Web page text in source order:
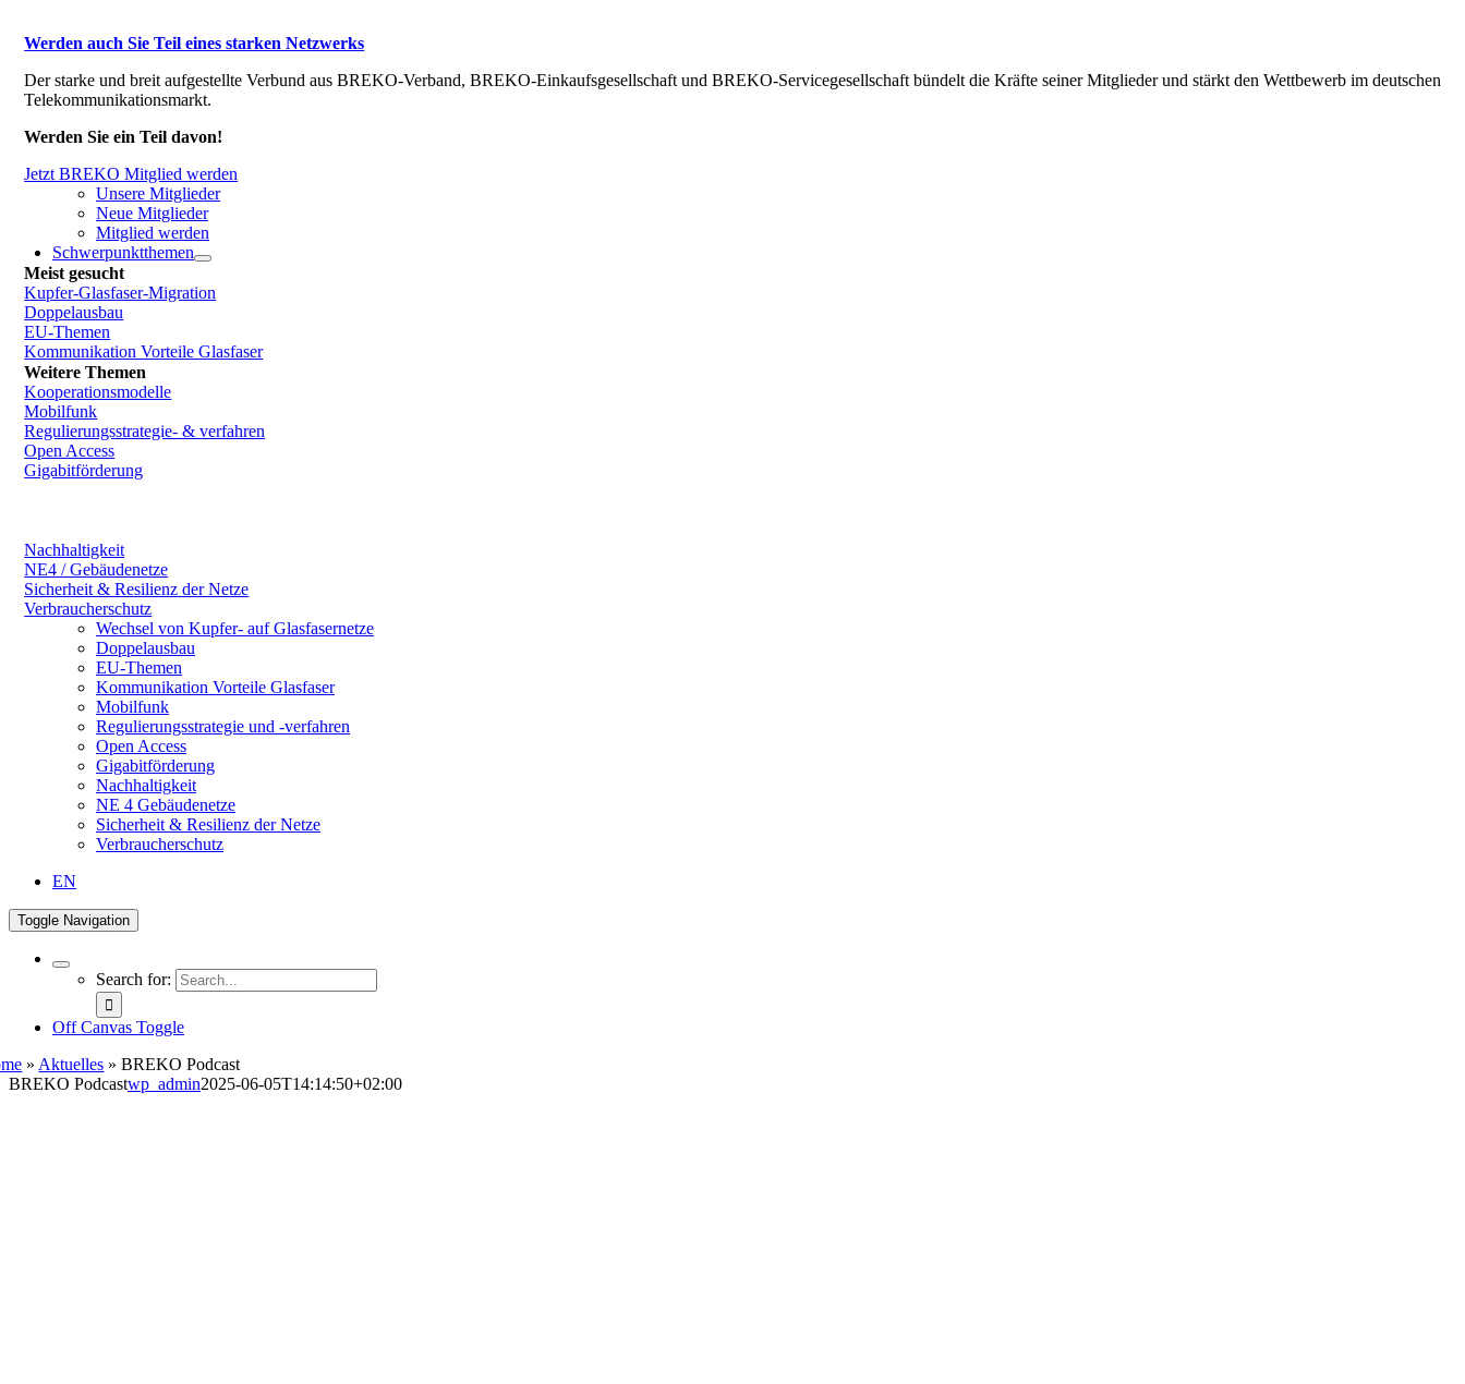
Werden auch Sie Teil eines starken Netzwerks
Der starke und breit aufgestellte Verbund aus BREKO-Verband, BREKO-Einkaufsgesellschaft und BREKO-Servicegesellschaft bündelt die Kräfte seiner Mitglieder und stärkt den Wettbewerb im deutschen
Telekommunikationsmarkt.
Werden Sie ein Teil davon!
Jetzt BREKO Mitglied werden
Unsere Mitglieder
Neue Mitglieder
Mitglied werden
Schwerpunktthemen
Meist gesucht
Kupfer-Glasfaser-Migration
Doppelausbau
EU-Themen
Kommunikation Vorteile Glasfaser
Weitere Themen
Kooperationsmodelle
Mobilfunk
Regulierungsstrategie- & verfahren
Open Access
Gigabitförderung
Nachhaltigkeit
NE4 / Gebäudenetze
Sicherheit & Resilienz der Netze
Verbraucherschutz
Wechsel von Kupfer- auf Glasfasernetze
Doppelausbau
EU-Themen
Kommunikation Vorteile Glasfaser
Mobilfunk
Regulierungsstrategie und -verfahren
Open Access
Gigabitförderung
Nachhaltigkeit
NE 4 Gebäudenetze
Sicherheit & Resilienz der Netze
Verbraucherschutz
EN
Toggle Navigation
Search for:
Off Canvas Toggle
» Aktuelles »BREKO Podcast
BREKO Podcastwp_admin2025-06-05T14:14:50+02:00